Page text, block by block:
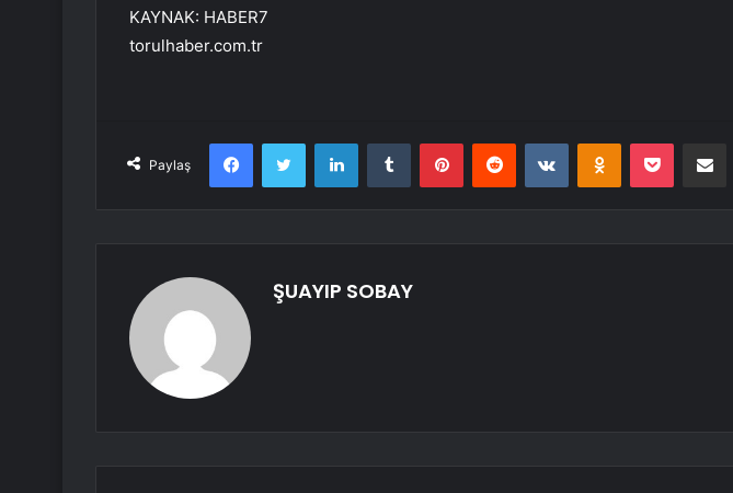
KAYNAK: HABER7
torulhaber.com.tr
Paylaş
FacebookTwitter LinkedInTumblr PinterestReddit VKontakteOdnoklassniki
Pocket
ŞUAYIP SOBAY